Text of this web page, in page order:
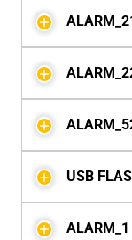
USB
ALARM_1